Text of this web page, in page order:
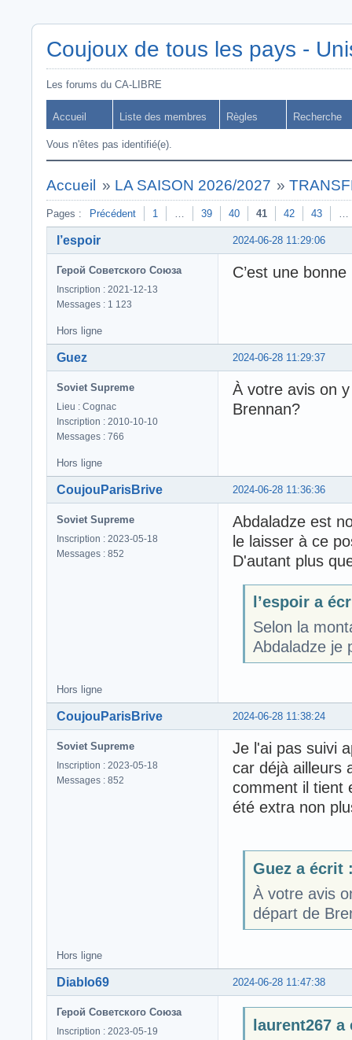
Coujoux de tous les pays -
Les forums du CA-LIBRE
Accueil Liste des membres Règles Recherche
Vous n'êtes pas identifié(e).
Accueil » LA SAISON 2026/2027 »
Pages : Précédent 1 … 39 40 41 42 43 …
2024-06-28 11:29:06
l’espoir
Герой Советского Союза
Inscription : 2021-12-13
Messages : 1 123
C’est une
Hors ligne
2024-06-28 11:29:37
Guez
Soviet Supreme
Lieu : Cognac
Inscription : 2010-10-10
Messages : 766
À votre avis on
Brennan?
Hors ligne
2024-06-28 11:36:36
CoujouParisBrive
Soviet Supreme
Inscription : 2023-05-18
Messages : 852
Abdaladze est
le laisser à ce
D'autant plus
l’espoir a
Selon la
Abdaladze je
Hors ligne
2024-06-28 11:38:24
CoujouParisBrive
Soviet Supreme
Inscription : 2023-05-18
Messages : 852
Je l'ai pas suivi
car déjà ailleurs
comment il tient
été extra non
Guez a écrit
À votre avis
départ de
Hors ligne
2024-06-28 11:47:38
Diablo69
Герой Советского Союза
Inscription : 2023-05-19
laurent267